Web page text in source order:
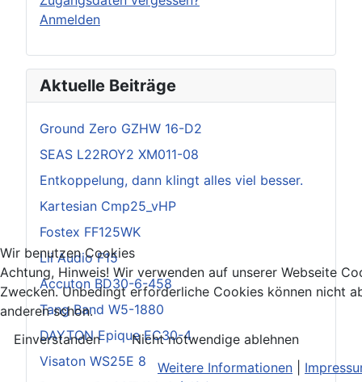
Anmelden
Aktuelle Beiträge
Ground Zero GZHW 16-D2
SEAS L22ROY2 XM011-08
Entkoppelung, dann klingt alles viel besser.
Kartesian Cmp25_vHP
Fostex FF125WK
Lii Audio F15
Accuton BD30-6-458
Tang Band W5-1880
DAYTON Epique EC30-4
Visaton WS25E 8
Wir benutzen Cookies
Achtung, Hinweis! Wir verwenden auf unserer Webseite
Zwecken. Unbedingt erforderliche Cookies können nicht
anderen schon.
Einverstanden
Nicht notwendige ablehnen
Weitere Informationen